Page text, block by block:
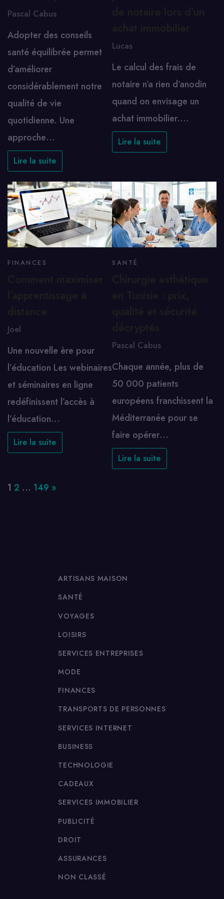
Pascal Cabus
Adopter des conseils
santé équilibrée permet
d’améliorer
considérablement notre
qualité de vie
quotidienne. Une
approche…
Lire la suite
Lucas
Le calcul des frais de
notaire n’a rien d’anodin
quand on envisage un
achat immobilier.…
Lire la suite
FINANCES
Joel
Une nouvelle ère pour
l’éducation Les webinaires
et séminaires en ligne
redéfinissent l’accès à
l’éducation…
Lire la suite
SANTÉ
Pascal Cabus
Chaque année, plus de
50 000 patients
européens franchissent la
Méditerranée pour se
faire opérer…
Lire la suite
Page:
1 2 … 149 Next
»
ARTISANS MAISON
SANTÉ
VOYAGES
LOISIRS
SERVICES ENTREPRISES
MODE
FINANCES
TRANSPORTS DE PERSONNES
SERVICES INTERNET
BUSINESS
TECHNOLOGIE
CADEAUX
SERVICES IMMOBILIER
PUBLICITÉ
DROIT
ASSURANCES
NON CLASSÉ